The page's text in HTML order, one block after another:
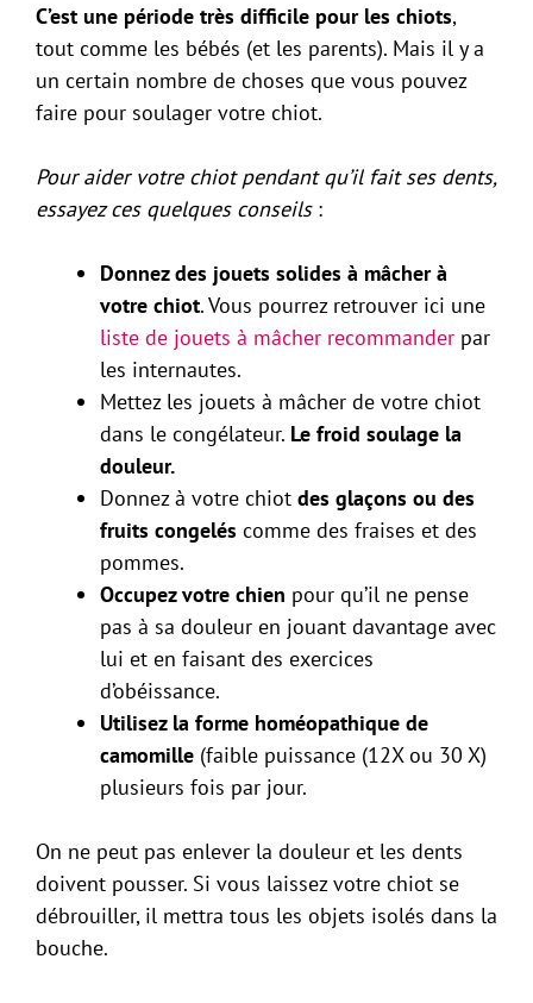
C’est une période très difficile pour les chiots,
tout comme les bébés (et les parents). Mais il y a
un certain nombre de choses que vous pouvez
faire pour soulager votre chiot.
Pour aider votre chiot pendant qu’il fait ses dents,
essayez ces quelques conseils:
Donnez des jouets solides à mâcher à
votre chiot. Vous pourrez retrouver ici une
liste de jouets à mâcher recommander par
les internautes.
Mettez les jouets à mâcher de votre chiot
dans le congélateur. Le froid soulage la
douleur.
Donnez à votre chiot des glaçons ou des
fruits congelés comme des fraises et des
pommes.
Occupez votre chien pour qu’il ne pense
pas à sa douleur en jouant davantage avec
lui et en faisant des exercices
d’obéissance.
Utilisez la forme homéopathique de
camomille (faible puissance (12X ou 30 X)
plusieurs fois par jour.
On ne peut pas enlever la douleur et les dents
doivent pousser. Si vous laissez votre chiot se
débrouiller, il mettra tous les objets isolés dans la
bouche.